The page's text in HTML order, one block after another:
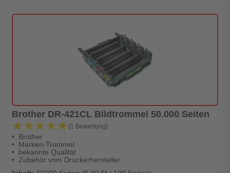
Brother DR-421CL Bildtrommel 50.000 Seiten
★★★★★
★★★★★ (1 Bewertung)
Brother
Marken-Trommel
bekannte Qualität
Zubehör vom Druckerhersteller